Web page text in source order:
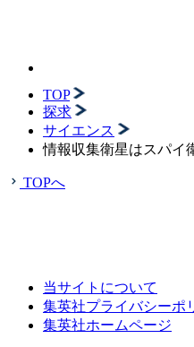
TOP
探求
サイエンス
情報収集衛星はスパイ
TOPへ
当サイトについて
集英社プライバシーポ
集英社ホームページ